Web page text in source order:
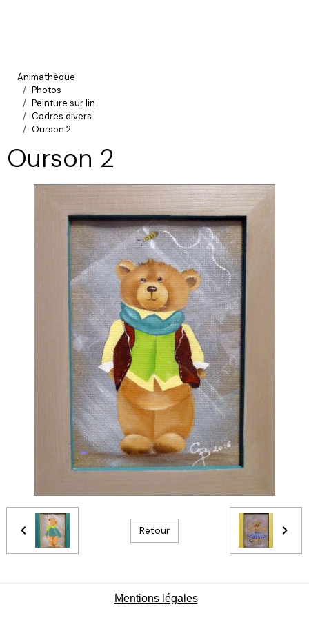
Animathèque
Photos
Peinture sur lin
Cadres divers
Ourson 2
Ourson 2
Retour
Mentions légales